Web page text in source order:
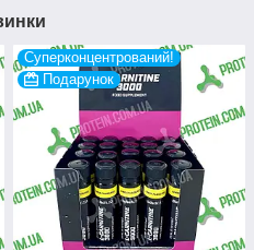
Суперконцентрований!
Подарунок